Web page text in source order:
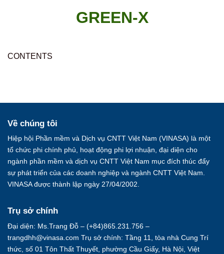
GREEN-X
CONTENTS
Về chúng tôi
Hiệp hội Phần mềm và Dịch vụ CNTT Việt Nam (VINASA) là một
tổ chức phi chính phủ, hoạt động phi lợi nhuận, đại diện cho
ngành phần mềm và dịch vụ CNTT Việt Nam mục đích thúc đẩy
sự phát triển của các doanh nghiệp và ngành CNTT Việt Nam.
VINASA được thành lập ngày 27/04/2002.
Trụ sở chính
Đại diện: Ms.Trang Đỗ – (+84)865.231.756 –
trangdhh@vinasa.com Trụ sở chính: Tầng 11, tòa nhà Cung Trí
thức, số 01 Tôn Thất Thuyết, phường Cầu Giấy, Hà Nội, Việt